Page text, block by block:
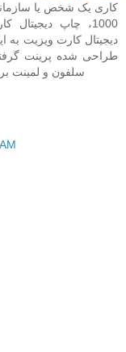
کاری یک شخص یا
1000، چاپ
دیجیتال کارت‏ ویزیت به
طراحی شده پرینت
سلفون و لمینت